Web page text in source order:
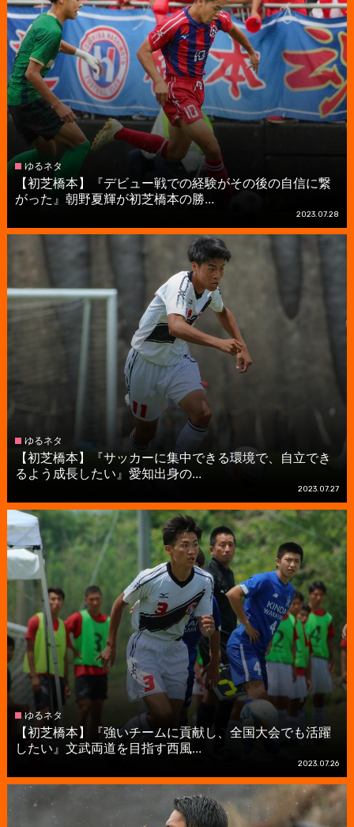
ゆるネタ
【初芝橋本】『デビュー戦での経験がその後の自信に繋
がった』朝野夏輝が初芝橋本の勝...
2023.07.28
ゆるネタ
【初芝橋本】『サッカーに集中できる環境で、自立でき
るよう成長したい』愛知出身の...
2023.07.27
ゆるネタ
【初芝橋本】『強いチームに貢献し、全国大会でも活躍
したい』文武両道を目指す西風...
2023.07.26